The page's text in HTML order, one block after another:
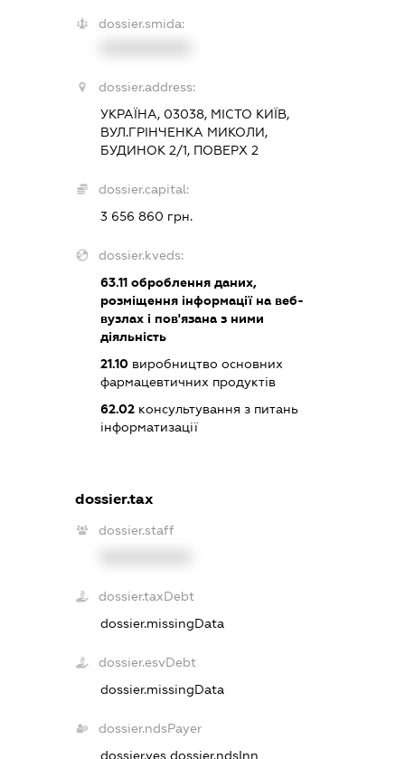
dossier.smida:
dossier.address:
УКРАЇНА, 03038, МІСТО КИЇВ,
ВУЛ.ГРІНЧЕНКА МИКОЛИ,
БУДИНОК 2/1, ПОВЕРХ 2
dossier.capital:
3 656 860 грн.
dossier.kveds:
63.11оброблення даних,
розміщення інформації на веб-
вузлах і пов'язана з ними
діяльність
21.10виробництво основних
фармацевтичних продуктів
62.02консультування з питань
інформатизації
dossier.tax
dossier.staff
dossier.taxDebt
dossier.missingData
dossier.esvDebt
dossier.missingData
dossier.ndsPayer
dossier.yes dossier.ndsInn